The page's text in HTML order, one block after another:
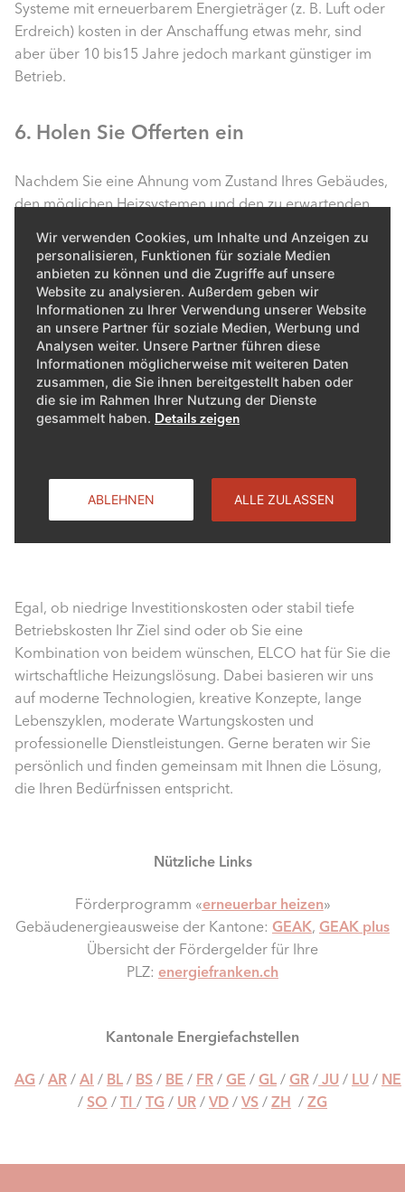
Wir verwenden Cookies, um Inhalte und Anzeigen zu
personalisieren, Funktionen für soziale Medien
anbieten zu können und die Zugriffe auf unsere
Website zu analysieren. Außerdem geben wir
Informationen zu Ihrer Verwendung unserer Website
an unsere Partner für soziale Medien, Werbung und
Analysen weiter. Unsere Partner führen diese
Informationen möglicherweise mit weiteren Daten
zusammen, die Sie ihnen bereitgestellt haben oder
die sie im Rahmen Ihrer Nutzung der Dienste
gesammelt haben. Details zeigen
ABLEHNEN ALLE ZULASSEN
Systeme mit erneuerbarem Energieträger (z. B. Luft oder
Erdreich) kosten in der Anschaffung etwas mehr, sind
aber über 10 bis15 Jahre jedoch markant günstiger im
Betrieb.
6. Holen Sie Offerten ein
Nachdem Sie eine Ahnung vom Zustand Ihres Gebäudes,
den möglichen Heizsystemen und den zu erwartenden
Fragen Sie dafür zwei, maximal drei Installationsfirmen
an. Bei weniger Firmen fehlt Ihnen die
Vergleichsmöglichkeit, bei mehr die Übersicht.
7. Hören Sie auf Ihren Bauch
Wenn die Offerten auf dem Tisch liegen, geht es nicht
nur um Zahlen. Die Frage ist auch, wem Sie den
Egal, ob niedrige Investitionskosten oder stabil tiefe
Betriebskosten Ihr Ziel sind oder ob Sie eine
Kombination von beidem wünschen, ELCO hat für Sie die
wirtschaftliche Heizungslösung. Dabei basieren wir uns
auf moderne Technologien, kreative Konzepte, lange
Lebenszyklen, moderate Wartungskosten und
professionelle Dienstleistungen. Gerne beraten wir Sie
persönlich und finden gemeinsam mit Ihnen die Lösung,
die Ihren Bedürfnissen entspricht.
Nützliche Links
Förderprogramm «erneuerbar heizen»
Gebäudenergieausweise der Kantone: GEAK, GEAK plus
Übersicht der Fördergelder für Ihre
PLZ: energiefranken.ch
Kantonale Energiefachstellen
AG / AR / AI / BL / BS / BE / FR / GE / GL / GR / JU / LU / NE
/ SO / TI / TG / UR / VD / VS / ZH / ZG